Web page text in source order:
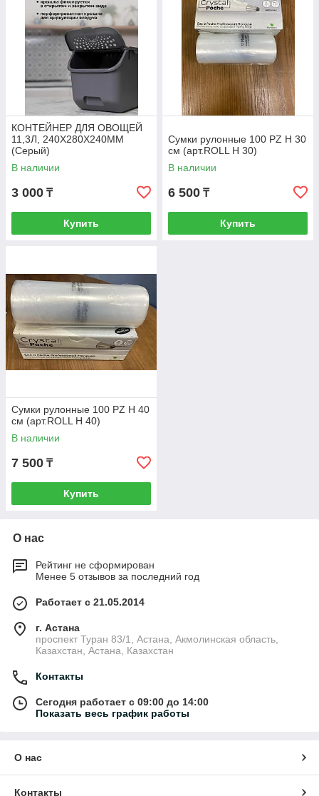
КОНТЕЙНЕР ДЛЯ ОВОЩЕЙ
11,3Л, 240Х280Х240ММ
(Серый)
В наличии
3 000 ₸
Купить
Сумки рулонные 100 PZ H 30
см (арт.ROLL H 30)
В наличии
6 500 ₸
Купить
Сумки рулонные 100 PZ H 40
см (арт.ROLL H 40)
В наличии
7 500 ₸
Купить
О нас
Рейтинг не сформирован
Менее 5 отзывов за последний год
Работает с 21.05.2014
г. Астана
проспект Туран 83/1, Астана, Акмолинская область,
Казахстан, Астана, Казахстан
Контакты
Сегодня работает с 09:00 до 14:00
Показать весь график работы
О нас
Контакты